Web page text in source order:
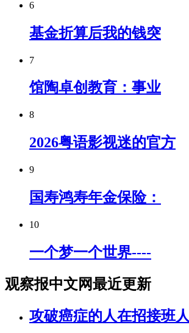
6
基金折算后我的钱突
7
馆陶卓创教育：事业
8
2026粤语影视迷的官方
9
国寿鸿寿年金保险：
10
一个梦一个世界----
观察报中文网最近更新
攻破癌症的人在招接班人